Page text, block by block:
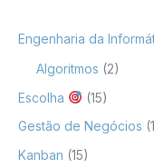
Engenharia da
Algoritmos (2)
Escolha
(15)
Gestão de Negócios
Kanban (15)